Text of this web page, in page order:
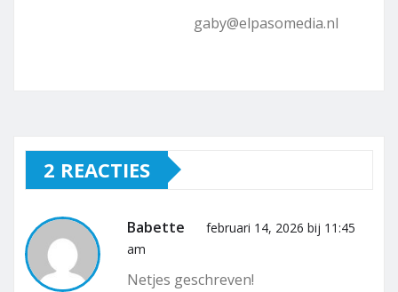
gaby@elpasomedia.nl
2 REACTIES
Babette
februari 14, 2026 bij 11:45
am
Netjes geschreven!